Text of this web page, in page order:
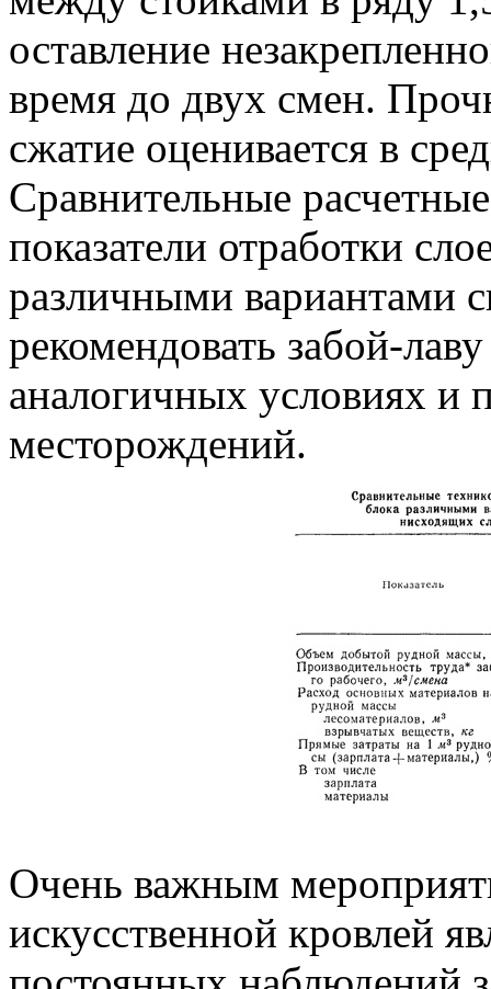
оставление
время до двух смен.
сжатие оценивается в
Сравнительные
показатели отработки
различными вариантами
рекомендовать забой-
аналогичных условиях и
месторождений.
Очень важным
искусственной кровлей